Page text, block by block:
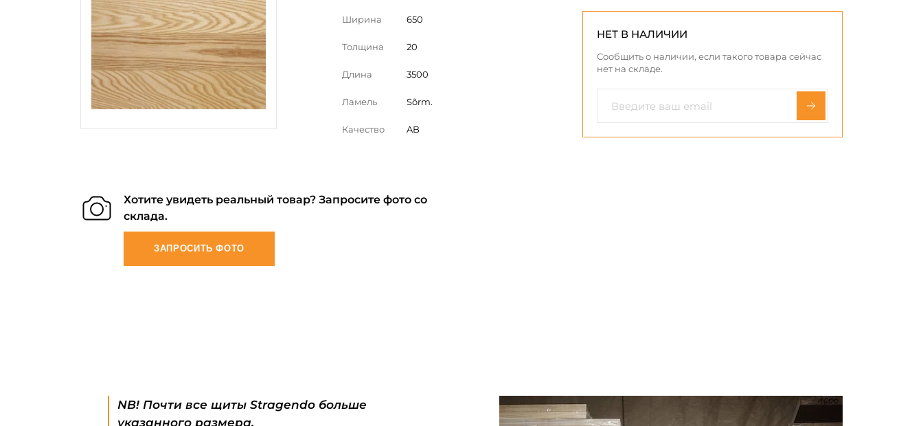
Ширина 650
Толщина 20
Длина 3500
Ламель Sõrm.
Качество AB
НЕТ В НАЛИЧИИ
Сообщить о наличии, если такого товара сейчас
нет на складе.
Хотите увидеть реальный товар? Запросите фото со
склада.
ЗАПРОСИТЬ ФОТО
NB! Почти все щиты Stragendo больше
указанного размера.